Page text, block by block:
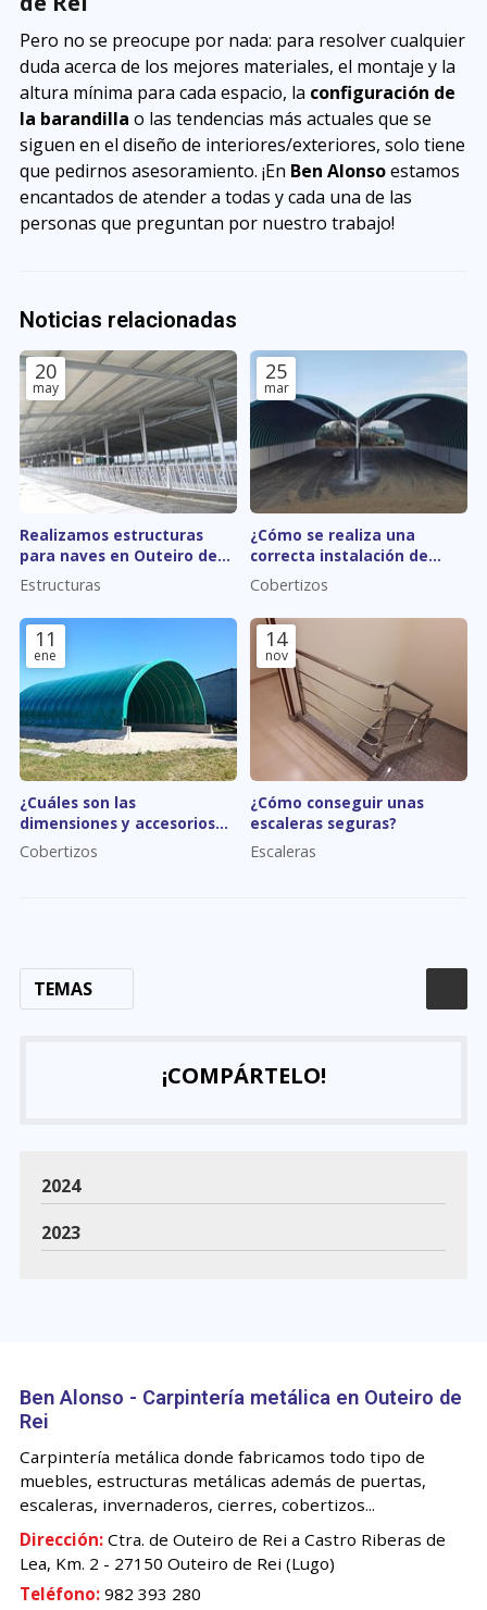
TEMAS
Pero no se preocupe por nada: para resolver cualquier
duda acerca de los mejores materiales, el montaje y la
altura mínima para cada espacio, la configuración de
la barandilla o las tendencias más actuales que se
siguen en el diseño de interiores/exteriores, solo tiene
que pedirnos asesoramiento. ¡En Ben Alonsoestamos
encantados de atender a todas y cada una de las
personas que preguntan por nuestro trabajo!
Noticias relacionadas
20
may
Realizamos estructuras
para naves en Outeiro de
Rei
Estructuras
25
mar
¿Cómo se realiza una
correcta instalación de
cobertizos?
Cobertizos
11
ene
¿Cuáles son las
dimensiones y accesorios
habituales de un cobertizo?
Cobertizos
14
nov
¿Cómo conseguir unas
escaleras seguras?
Escaleras
¡COMPÁRTELO!
2024
2023
Ben Alonso - Carpintería metálica en Outeiro de
Rei
Carpintería metálica donde fabricamos todo tipo de
muebles, estructuras metálicas además de puertas,
escaleras, invernaderos, cierres, cobertizos...
Dirección: Ctra. de Outeiro de Rei a Castro Riberas de
Lea, Km. 2 - 27150 Outeiro de Rei (Lugo)
Teléfono: 982 393 280